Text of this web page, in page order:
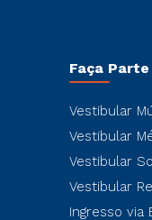
Faça Parte
Vestibular
Vestibular
Vestibular
Vestibular
Ingresso via